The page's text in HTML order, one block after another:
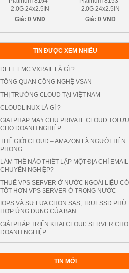
2.0G 24x2.5IN
Giá: 0 VND
2.0G 24x2.5IN
Giá: 0 VND
TIN ĐƯỢC XEM NHIỀU
DELL EMC VXRAIL LÀ GÌ ?
TỔNG QUAN CÔNG NGHỆ VSAN
THỊ TRƯỜNG CLOUD TẠI VIỆT NAM
CLOUDLINUX LÀ GÌ ?
GIẢI PHÁP MÁY CHỦ PRIVATE CLOUD TỐI ƯU
CHO DOANH NGHIỆP
THẾ GIỚI CLOUD – AMAZON LÀ NGƯỜI TIÊN
PHONG
LÀM THẾ NÀO THIẾT LẬP MỘT ĐỊA CHỈ EMAIL
CHUYÊN NGHIỆP?
THUÊ VPS SERVER Ở NƯỚC NGOÀI LIỆU CÓ
TỐT HƠN VPS SERVER Ở TRONG NƯỚC
IOPS VÀ SỰ LỰA CHỌN SAS, TRUESSD PHÙ
HỢP ỨNG DỤNG CỦA BẠN
GIẢI PHÁP TRIỂN KHAI CLOUD SERVER CHO
DOANH NGHIỆP
TIN MỚI